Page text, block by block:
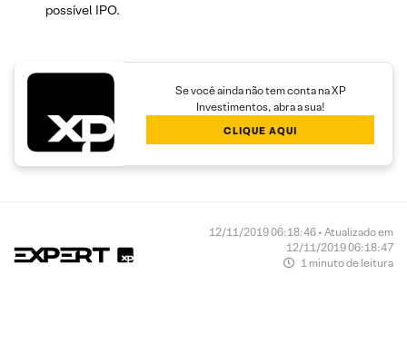
possível IPO.
Se você ainda não tem conta na XP
Investimentos, abra a sua!
CLIQUE AQUI
12/11/2019 06:18:46 • Atualizado em
12/11/2019 06:18:47
1 minuto de leitura